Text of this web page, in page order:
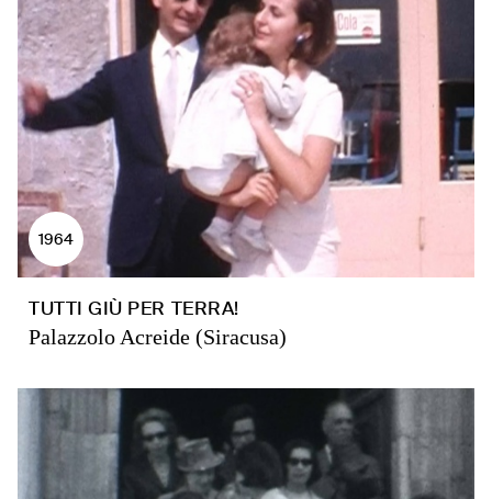
1964
TUTTI GIÙ PER TERRA!
Palazzolo Acreide (Siracusa)